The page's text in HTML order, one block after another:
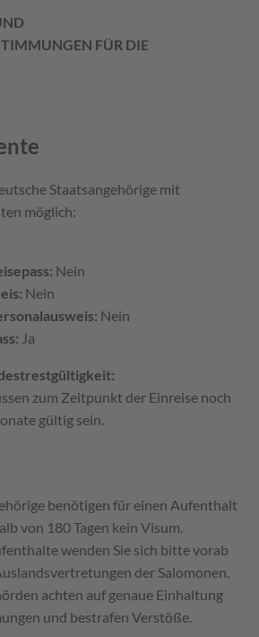
FÜR DIE
Staatsangehörige mit
möglich:
Nein
Nein
Nein
Ja
zum Zeitpunkt der Einreise noch
gültig sein.
benötigen für einen Aufenthalt
von 180 Tagen kein Visum.
wenden Sie sich bitte vorab
der Salomonen.
achten auf genaue Einhaltung
und bestrafen Verstöße.